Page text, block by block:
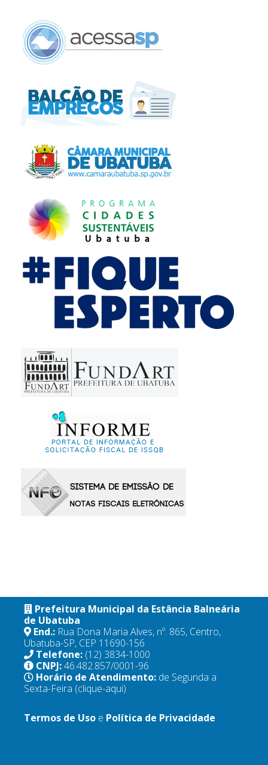
Prefeitura Municipal da Estância Balneária
de Ubatuba
End.: Rua Dona Maria Alves, nº. 865, Centro,
Ubatuba-SP, CEP 11690-156
Telefone: (12) 3834-1000
CNPJ:46.482.857/0001-96
Horário de Atendimento: de Segunda a
Sexta-Feira (clique-aqui)
Termos de Uso e Política de Privacidade